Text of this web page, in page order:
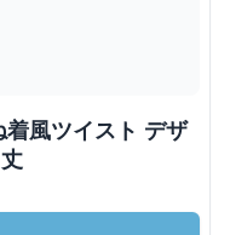
風ツイスト デザ